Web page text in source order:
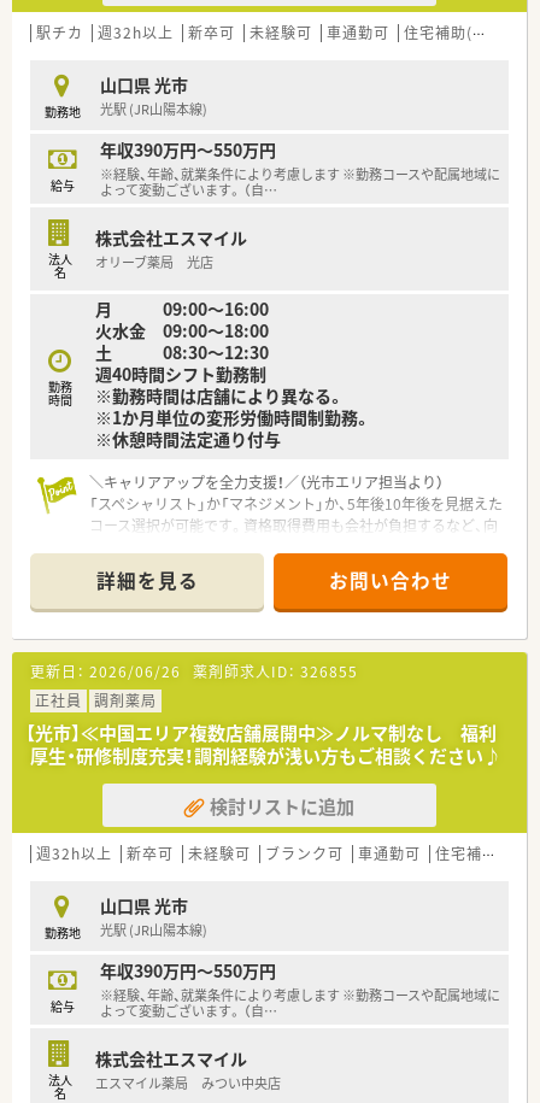
■東証プライム上場スズケングループの地場大手チェーン薬局
です。
の医療貢献に取り組み、中国エリアに116店舗の薬局を展開する
法人です。
■全ての患者様が同等かつ上質な医療を受けることができるよ
う、笑顔をキーワードに患者様の為に何ができるかを常に考え、
日々の業務を行います。
■しっかりと基盤を固め、まずは保険薬局として患者さんに寄り
添って服薬指導を行う「かかりつけ薬局」になること。その上で
健康に関する相談窓口として地域の皆様の主体的な健康の維持・
増進を積極的に支援する「健康サポート薬局」を目指し、さらに
病院や介護施設などと連携を強化することで地域包括ケアにつ
■調剤事業にとどまらず、セルフメディケーションの推進・健康
拠点として情報の発信や健康イベント開催などの取り組みを行
っています。
■無菌調剤対応薬局の設置や関連会社の介護サービス事業を展
開するサンキ・ウエルビィ（株）との連携、そして中国地方最大級
の店舗網を生かし、地域の皆さまが安心して暮らせる街づくりを
支援します。
＜こんな方にもおすすめ＞
■キャリアアップを目指す方、自身のスキルを磨きたい方
■福利厚生・教育体制が整っている会社で働きたい方
駅チカ 週32h以上 新卒可 未経験可 車通勤可 住宅補助(手当)あり
勤務地
山口県 光市
光駅 (JR山陽本線)
給与
年収390万円～550万円
※経験、年齢、就業条件により考慮します ※勤務コースや配属地域に
よって変動ございます。 （自…
法人
名
株式会社エスマイル
オリーブ薬局 光店
勤務
時間
月 09:00～16:00
火水金 09:00～18:00
土 08:30～12:30
週40時間シフト勤務制
※勤務時間は店舗により異なる。
※1か月単位の変形労働時間制勤務。
※休憩時間法定通り付与
＼キャリアアップを全力支援！／（光市エリア担当より）
「スペシャリスト」か「マネジメント」か、5年後10年後を見据えた
コース選択が可能です。資格取得費用も会社が負担するなど、向
＊------------------------------------------＊
【店舗情報と応需状況について】
■光駅より徒歩で4分ほどの場所に位置しており、公共交通機関
でもマイカーでも非常に通勤しやすい好立地です。
■門前のクリニックより内科、精神科、心療内科の処方箋をメイ
ンに1日平均45枚ほど応需しております。
■薬剤師は常時2名体制を維持しており、スタッフ同士が協力し
合いながら落ち着いて業務に取り組める環境です。
【募集背景と求める人物像について】
■地域に根ざしたサービス提供のさらなる強化を目指した増員
募集であり、将来の主力候補を求めています。
■自身の目指すキャリア像を明確に持ち、患者様一人ひとりに笑
顔で寄り添った対応ができる方を歓迎いたします。
ンを大切にし、誠実に業務に取り組める方を募ります。
【法人特徴について】
■東証プライム上場のスズケングループの一員として、中国地方
に116店舗を展開する屈指の規模を誇る法人です。
■医療、介護、流通を網羅するグループの総合力を活かし、地域
インフラとしての役割を真摯に担っています。
■「健康サポート薬局」の認定推進や在宅サービスの強化など、
調剤の枠を超えた地域包括ケアに注力しています。
詳細を見る お問い合わせ
更新日： 2026/06/26 薬剤師求人ID： 326855
正社員
調剤薬局
【光市】≪中国エリア複数店舗展開中≫ノルマ制なし 福利
厚生・研修制度充実！調剤経験が浅い方もご相談ください♪
検討リストに追加
週32h以上 新卒可 未経験可 ブランク可 車通勤可 住宅補助(手当)あり
勤務地
山口県 光市
光駅 (JR山陽本線)
給与
年収390万円～550万円
※経験、年齢、就業条件により考慮します ※勤務コースや配属地域に
よって変動ございます。 （自…
法人
名
株式会社エスマイル
エスマイル薬局 みつい中央店